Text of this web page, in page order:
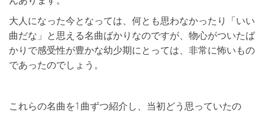
大人になった今となっては、何とも思わなかったり「いい
曲だな」と思える名曲ばかりなのですが、物心がついたば
かりで感受性が豊かな幼少期にとっては、非常に怖いもの
であったのでしょう。
これらの名曲を1曲ずつ紹介し、当初どう思っていたの